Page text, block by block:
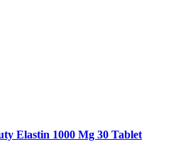
Elastin 1000 Mg 30 Tablet